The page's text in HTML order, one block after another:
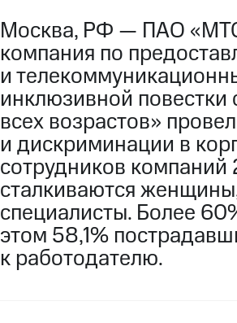
Москва, РФ — ПАО
компания по
и
инклюзивной повестки
всех возрастов»
и дискриминации в
сотрудников компаний
сталкиваются
специалисты. Более
этом 58,1%
к работодателю.